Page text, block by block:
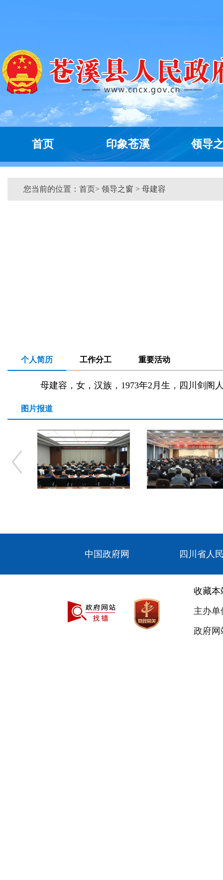
首页 印象苍溪 领导
您当前的位置： 首页> 领导之窗 > 母建容
个人简历 工作分工 重要活动
母建容，女，汉族，1973年2月生，四川剑阁
图片报道
中国政府网 四川省人
收藏本
主办
政府网